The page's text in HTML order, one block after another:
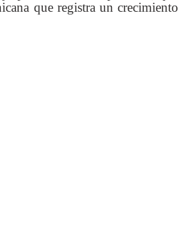
que registra un crecimiento